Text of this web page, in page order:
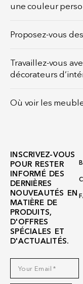
une couleur
Proposez-vous
Travaillez-vous
décorateurs
Où voir les
INSCRIVEZ-VOUS
POUR RESTER
INFORMÉ DES
DERNIÈRES
NOUVEAUTÉS EN
MATIÈRE DE
PRODUITS,
D'OFFRES
SPÉCIALES ET
D'ACTUALITÉS.